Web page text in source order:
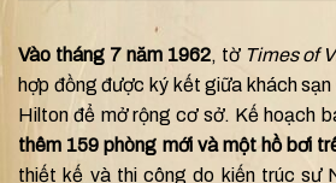
Vào tháng 7 năm 1962, tờ Times of
hợp đồng được ký kết giữa khách
Hilton để mở rộng cơ sở. Kế hoạch
thêm 159 phòng mới và một hồ bơi
thiết kế và thi công do kiến trúc sư